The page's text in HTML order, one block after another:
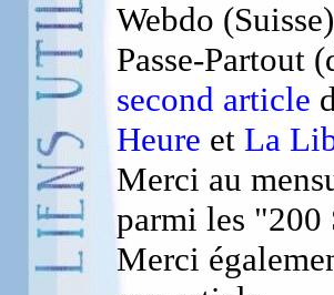
Webdo
Passe-Partout
second article
Heure et La
Merci au
parmi les "200
Merci